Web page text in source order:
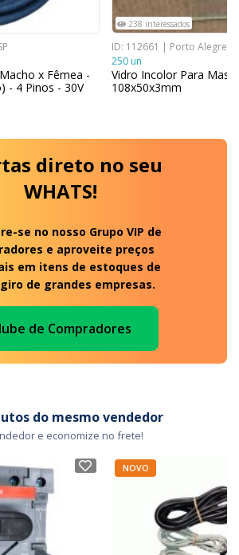
x Fêmea -
- 4 Pinos - 30V
238 interessados
ID: 112661 | Porto Alegre -
250 un
Vidro Incolor Para
108x50x3mm
direto no seu
WHATS!
se no nosso Grupo VIP de
e aproveite preços
em itens de estoques de
de grandes empresas.
de Compradores
do mesmo vendedor
e economize no frete!
NOVO